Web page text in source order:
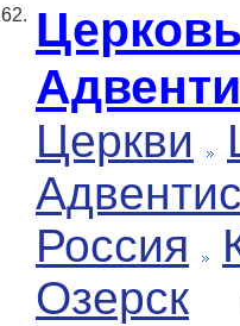
62.
Церкви
Россия
Озерск